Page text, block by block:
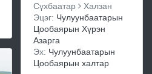
Сүхбаатар
Халзан
Эцэг: Чулуунбаатарын
Цообаярын Хүрэн
Азарга
Эх: Чулуунбаатарын
Цообаярын халтар